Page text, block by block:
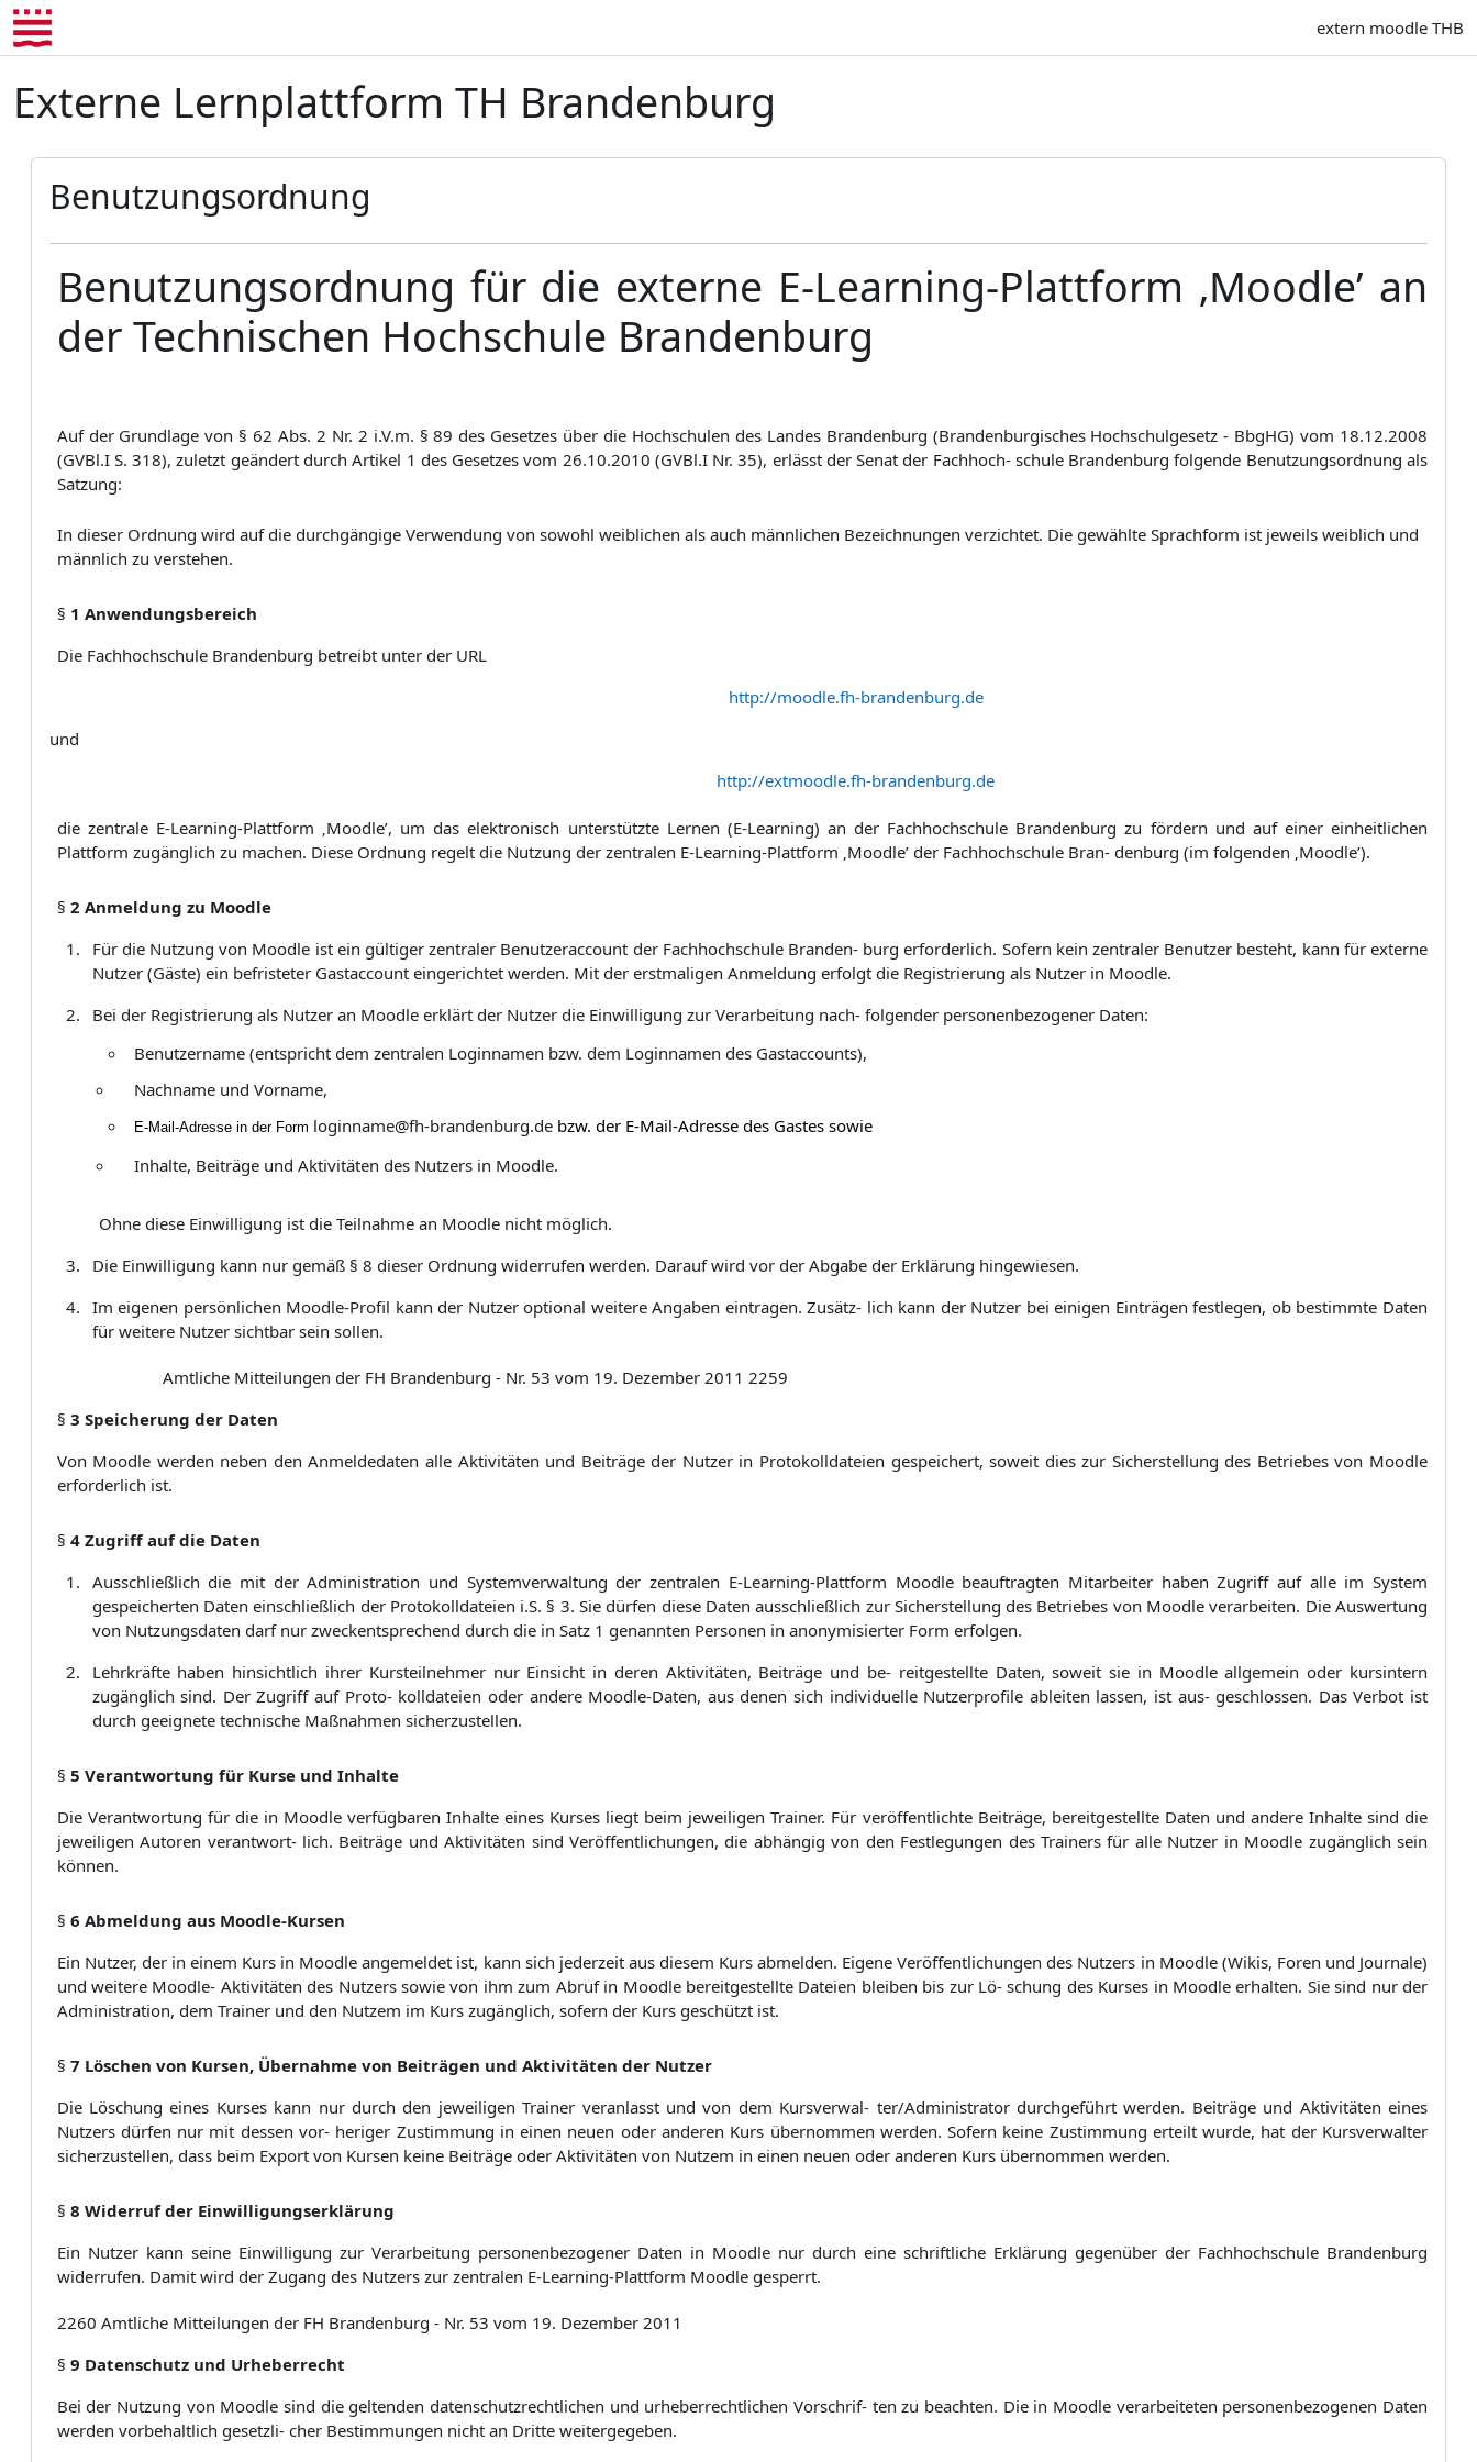
Zum Hauptinhalt
extern moodle THB
Externe Lernplattform TH Brandenburg
Benutzungsordnung
Benutzungsordnung für die externe E-Learning-Plattform ‚Moodle’ an
der Technischen Hochschule Brandenburg
Auf der Grundlage von § 62 Abs. 2 Nr. 2 i.V.m. § 89 des Gesetzes über die Hochschulen des Landes Brandenburg (Brandenburgisches Hochschulgesetz - BbgHG) vom 18.12.2008
(GVBl.I S. 318), zuletzt geändert durch Artikel 1 des Gesetzes vom 26.10.2010 (GVBl.I Nr. 35), erlässt der Senat der Fachhoch- schule Brandenburg folgende Benutzungsordnung als
Satzung:
In dieser Ordnung wird auf die durchgängige Verwendung von sowohl weiblichen als auch männlichen Bezeichnungen verzichtet. Die gewählte Sprachform ist jeweils weiblich und
männlich zu verstehen.
§ 1 Anwendungsbereich
Die Fachhochschule Brandenburg betreibt unter der URL
http://moodle.fh-brandenburg.de
und
http://extmoodle.fh-brandenburg.de
die zentrale E-Learning-Plattform ‚Moodle’, um das elektronisch unterstützte Lernen (E-Learning) an der Fachhochschule Brandenburg zu fördern und auf einer einheitlichen
Plattform zugänglich zu machen. Diese Ordnung regelt die Nutzung der zentralen E-Learning-Plattform ‚Moodle’ der Fachhochschule Bran- denburg (im folgenden ‚Moodle’).
§ 2 Anmeldung zu Moodle
Für die Nutzung von Moodle ist ein gültiger zentraler Benutzeraccount der Fachhochschule Branden- burg erforderlich. Sofern kein zentraler Benutzer besteht, kann für externe
Nutzer (Gäste) ein befristeter Gastaccount eingerichtet werden. Mit der erstmaligen Anmeldung erfolgt die Registrierung als Nutzer in Moodle.
Bei der Registrierung als Nutzer an Moodle erklärt der Nutzer die Einwilligung zur Verarbeitung nach- folgender personenbezogener Daten:
Benutzername (entspricht dem zentralen Loginnamen bzw. dem Loginnamen des Gastaccounts),
Nachname und Vorname,
E-Mail-Adresse in der Form loginname@fh-brandenburg.de bzw. der E-Mail-Adresse des Gastes sowie
Inhalte, Beiträge und Aktivitäten des Nutzers in Moodle.
Ohne diese Einwilligung ist die Teilnahme an Moodle nicht möglich.
Die Einwilligung kann nur gemäß § 8 dieser Ordnung widerrufen werden. Darauf wird vor der Abgabe der Erklärung hingewiesen.
Im eigenen persönlichen Moodle-Profil kann der Nutzer optional weitere Angaben eintragen. Zusätz- lich kann der Nutzer bei einigen Einträgen festlegen, ob bestimmte Daten
für weitere Nutzer sichtbar sein sollen.
Amtliche Mitteilungen der FH Brandenburg - Nr. 53 vom 19. Dezember 2011 2259
§ 3 Speicherung der Daten
Von Moodle werden neben den Anmeldedaten alle Aktivitäten und Beiträge der Nutzer in Protokolldateien gespeichert, soweit dies zur Sicherstellung des Betriebes von Moodle
erforderlich ist.
§ 4 Zugriff auf die Daten
Ausschließlich die mit der Administration und Systemverwaltung der zentralen E-Learning-Plattform Moodle beauftragten Mitarbeiter haben Zugriff auf alle im System
gespeicherten Daten einschließlich der Protokolldateien i.S. § 3. Sie dürfen diese Daten ausschließlich zur Sicherstellung des Betriebes von Moodle verarbeiten. Die Auswertung
von Nutzungsdaten darf nur zweckentsprechend durch die in Satz 1 genannten Personen in anonymisierter Form erfolgen.
Lehrkräfte haben hinsichtlich ihrer Kursteilnehmer nur Einsicht in deren Aktivitäten, Beiträge und be- reitgestellte Daten, soweit sie in Moodle allgemein oder kursintern
zugänglich sind. Der Zugriff auf Proto- kolldateien oder andere Moodle-Daten, aus denen sich individuelle Nutzerprofile ableiten lassen, ist aus- geschlossen. Das Verbot ist
durch geeignete technische Maßnahmen sicherzustellen.
§ 5 Verantwortung für Kurse und Inhalte
Die Verantwortung für die in Moodle verfügbaren Inhalte eines Kurses liegt beim jeweiligen Trainer. Für veröffentlichte Beiträge, bereitgestellte Daten und andere Inhalte sind die
jeweiligen Autoren verantwort- lich. Beiträge und Aktivitäten sind Veröffentlichungen, die abhängig von den Festlegungen des Trainers für alle Nutzer in Moodle zugänglich sein
können.
§ 6 Abmeldung aus Moodle-Kursen
Ein Nutzer, der in einem Kurs in Moodle angemeldet ist, kann sich jederzeit aus diesem Kurs abmelden. Eigene Veröffentlichungen des Nutzers in Moodle (Wikis, Foren und Journale)
und weitere Moodle- Aktivitäten des Nutzers sowie von ihm zum Abruf in Moodle bereitgestellte Dateien bleiben bis zur Lö- schung des Kurses in Moodle erhalten. Sie sind nur der
Administration, dem Trainer und den Nutzem im Kurs zugänglich, sofern der Kurs geschützt ist.
§ 7 Löschen von Kursen, Übernahme von Beiträgen und Aktivitäten der Nutzer
Die Löschung eines Kurses kann nur durch den jeweiligen Trainer veranlasst und von dem Kursverwal- ter/Administrator durchgeführt werden. Beiträge und Aktivitäten eines
Nutzers dürfen nur mit dessen vor- heriger Zustimmung in einen neuen oder anderen Kurs übernommen werden. Sofern keine Zustimmung erteilt wurde, hat der Kursverwalter
sicherzustellen, dass beim Export von Kursen keine Beiträge oder Aktivitäten von Nutzem in einen neuen oder anderen Kurs übernommen werden.
§ 8 Widerruf der Einwilligungserklärung
Ein Nutzer kann seine Einwilligung zur Verarbeitung personenbezogener Daten in Moodle nur durch eine schriftliche Erklärung gegenüber der Fachhochschule Brandenburg
widerrufen. Damit wird der Zugang des Nutzers zur zentralen E-Learning-Plattform Moodle gesperrt.
2260 Amtliche Mitteilungen der FH Brandenburg - Nr. 53 vom 19. Dezember 2011
§ 9 Datenschutz und Urheberrecht
Bei der Nutzung von Moodle sind die geltenden datenschutzrechtlichen und urheberrechtlichen Vorschrif- ten zu beachten. Die in Moodle verarbeiteten personenbezogenen Daten
werden vorbehaltlich gesetzli- cher Bestimmungen nicht an Dritte weitergegeben.